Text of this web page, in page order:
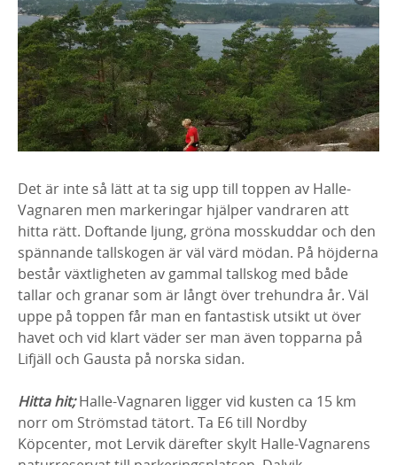
Det är inte så lätt at ta sig upp till toppen av Halle-
Vagnaren men markeringar hjälper vandraren att
hitta rätt. Doftande ljung, gröna mosskuddar och den
spännande tallskogen är väl värd mödan. På höjderna
består växtligheten av gammal tallskog med både
tallar och granar som är långt över trehundra år. Väl
uppe på toppen får man en fantastisk utsikt ut över
havet och vid klart väder ser man även topparna på
Lifjäll och Gausta på norska sidan.
Hitta hit; Halle-Vagnaren ligger vid kusten ca 15 km
norr om Strömstad tätort. Ta E6 till Nordby
Köpcenter, mot Lervik därefter skylt Halle-Vagnarens